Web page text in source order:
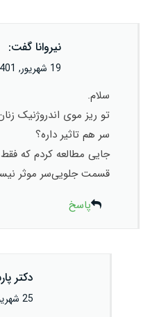
نیروانا گفت:
19 شهریور, 1401 در 4:10 ب.ظ
سلام.
تو ریز موی اندروژنیک
سر هم تاثیر داره؟
جایی مطالعه کردم که فقط
قسمت جلویی‌سر موثر
پاسخ
دکتر
25 شهریور, 1401 در 6:15 ق.ظ